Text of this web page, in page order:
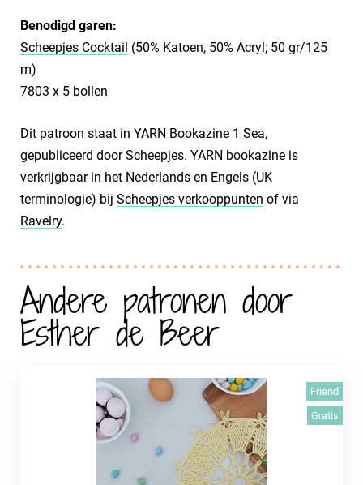
Benodigd garen:
Scheepjes Cocktail (50% Katoen, 50% Acryl; 50 gr/125
m)
7803 x 5 bollen
Dit patroon staat in YARN Bookazine 1 Sea,
gepubliceerd door Scheepjes. YARN bookazine is
verkrijgbaar in het Nederlands en Engels (UK
terminologie) bij Scheepjes verkooppunten of via
Ravelry.
Andere patronen door
Esther de Beer
Friend
Gratis